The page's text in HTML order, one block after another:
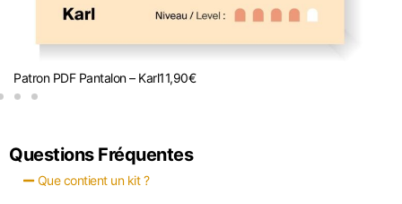
Patron PDF Pantalon – Karl11,90€
Questions Fréquentes
Que contient un kit ?